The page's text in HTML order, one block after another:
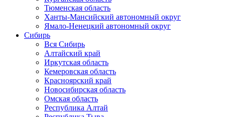
Тюменская область
Ханты-Мансийский автономный округ
Ямало-Ненецкий автономный округ
Сибирь
Вся Сибирь
Алтайский край
Иркутская область
Кемеровская область
Красноярский край
Новосибирская область
Омская область
Республика Алтай